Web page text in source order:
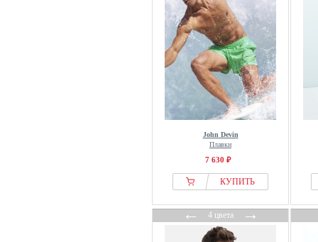
John Devin
Плавки
7 630 ₽
КУПИТЬ
←4 цвета→